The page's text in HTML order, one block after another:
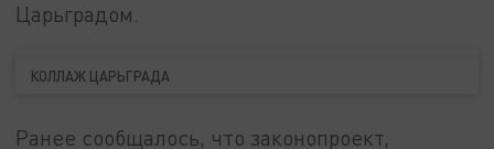
Царьградом.
КОЛЛАЖ ЦАРЬГРАДА
Ранее сообщалось, что законопроект,